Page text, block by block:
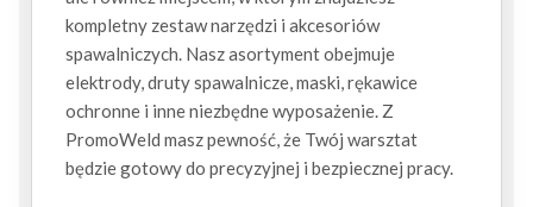
kompletny zestaw narzędzi i akcesoriów
spawalniczych. Nasz asortyment obejmuje
elektrody, druty spawalnicze, maski, rękawice
ochronne i inne niezbędne wyposażenie. Z
PromoWeld masz pewność, że Twój warsztat
będzie gotowy do precyzyjnej i bezpiecznej pracy.